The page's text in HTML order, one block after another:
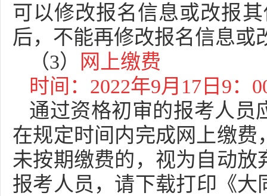
可以修改报名信息或改报
后，不能再修改报名信息或
（3）
网上缴费
时间：2022年9月17日9：
通过资格初审的报考人员
在规定时间内完成网上缴费
未按期缴费的，视为自动
报考人员，请下载打印《大